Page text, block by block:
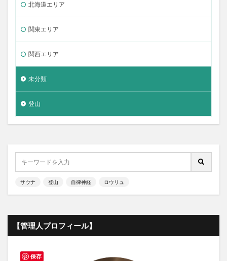
北海道エリア
関東エリア
関西エリア
未分類
登山
サウナ 登山 自律神経 ロウリュ
【管理人プロフィール】
保存